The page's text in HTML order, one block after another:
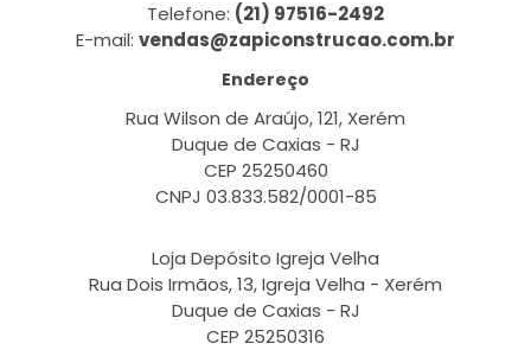
Telefone: (21) 97516-2492
E-mail: vendas@zapiconstrucao.com.br
Endereço
Rua Wilson de Araújo, 121, Xerém
Duque de Caxias - RJ
CEP 25250460
CNPJ 03.833.582/0001-85
Loja Depósito Igreja Velha
Rua Dois Irmãos, 13, Igreja Velha - Xerém
Duque de Caxias - RJ
CEP 25250316